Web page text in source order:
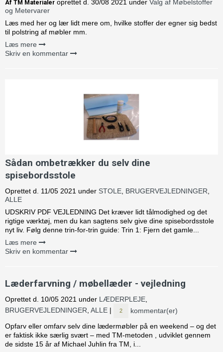
Af TM Materialer oprettet d. 30/08 2021 under Valg af Møbelstoffer
og Metervarer
Læs med her og lær lidt mere om, hvilke stoffer der egner sig bedst
til polstring af møbler mm.
Læs mere
Skriv en kommentar
Sådan ombetrækker du selv dine
spisebordsstole
Oprettet d. 11/05 2021 under STOLE, BRUGERVEJLEDNINGER,
ALLE
UDSKRIV PDF VEJLEDNING Det kræver lidt tålmodighed og det
rigtige værktøj, men du kan sagtens selv give dine spisebordsstole
nyt liv. Følg denne trin-for-trin guide: Trin 1: Fjern det gamle...
Læs mere
Skriv en kommentar
Læderfarvning / møbellæder - vejledning
Oprettet d. 10/05 2021 under LÆDERPLEJE,
BRUGERVEJLEDNINGER, ALLE | 2
kommentar(er)
Opfarv eller omfarv selv dine lædermøbler på en weekend – og det
er faktisk ikke særlig svært – med TM-metoden , udviklet gennem
de sidste 15 år af Michael Juhlin fra TM, i...